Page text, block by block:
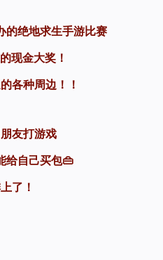
的绝地求生手游比赛
现金大奖！
各种周边！！
友打游戏
给自己买包👜
了！